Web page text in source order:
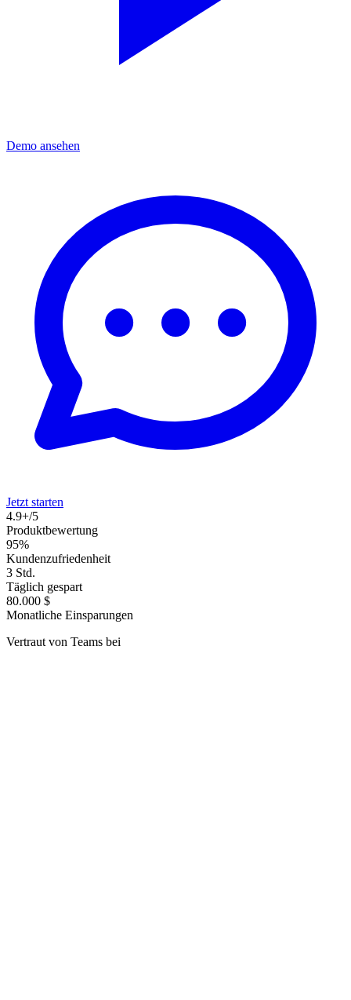
Demo ansehen
Jetzt starten
4.9+/5
Produktbewertung
95%
Kundenzufriedenheit
3 Std.
Täglich gespart
80.000 $
Monatliche Einsparungen
Vertraut von Teams bei